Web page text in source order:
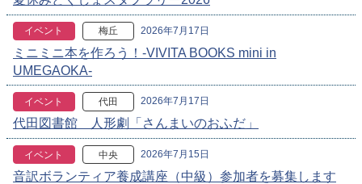
イベント 梅丘 2026年7月17日
ミニミニ本を作ろう！-VIVITA BOOKS mini in
UMEGAOKA-
イベント 代田 2026年7月17日
代田図書館 人形劇「さんまいのおふだ」
イベント 中央 2026年7月15日
音訳ボランティア養成講座（中級）参加者を募集します